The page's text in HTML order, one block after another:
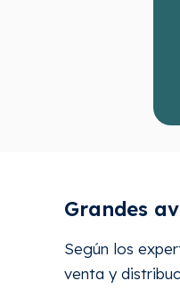
Grandes
Según los
venta y